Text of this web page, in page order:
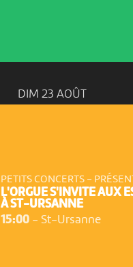
DIM 23 AOÛT
PETITS CONCERTS -
L'ORGUE S'INVITE AUX
À ST-URSANNE
15:00- St-Ursanne